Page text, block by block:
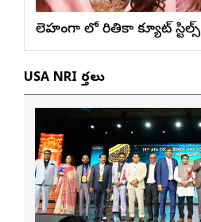
లెహంగా లో రితికా క్యూట్ స్టిల్స్
USA NRI వార్తలు